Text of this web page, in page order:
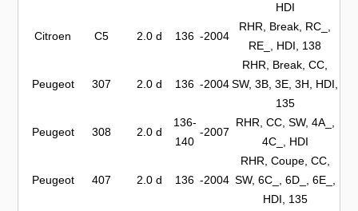
HDI
Citroen C5 2.0 d 136 -2004
RHR, Break, RC_,
RE_, HDI, 138
Peugeot 307 2.0 d 136 -2004
RHR, Break, CC,
SW, 3B, 3E, 3H, HDI,
135
Peugeot 308 2.0 d
136-
140
-2007
RHR, CC, SW, 4A_,
4C_, HDI
Peugeot 407 2.0 d 136 -2004
RHR, Coupe, CC,
SW, 6C_, 6D_, 6E_,
HDI, 135